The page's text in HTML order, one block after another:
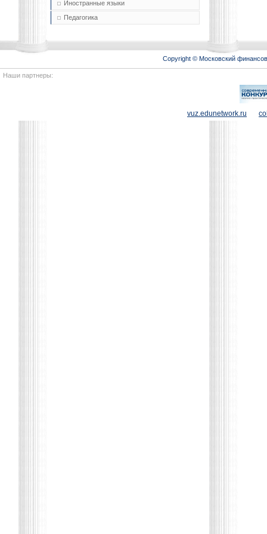
Иностранные языки
Педагогика
Copyright © Московский
Наши партнеры:
vuz.edunetwork.ru